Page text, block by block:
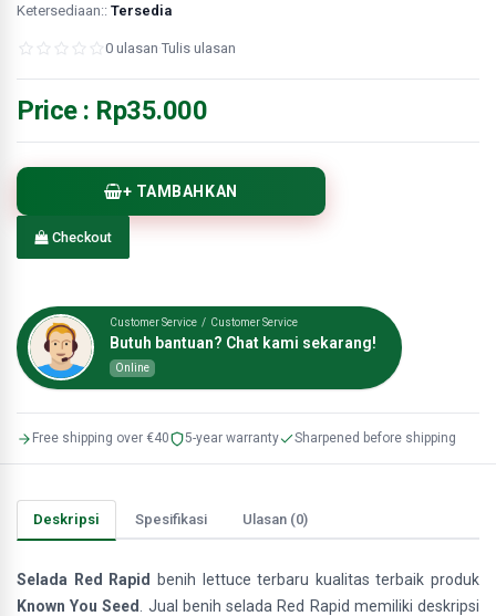
Ketersediaan:: Tersedia
0 ulasan Tulis ulasan
Price : Rp35.000
+ TAMBAHKAN
Checkout
Customer Service / Customer Service
Butuh bantuan? Chat kami sekarang!
Online
Free shipping over €40 5-year warranty Sharpened before shipping
Deskripsi Spesifikasi Ulasan (0)
Selada Red Rapid
benih lettuce terbaru kualitas terbaik produk
Known You Seed
. Jual benih selada Red Rapid memiliki deskripsi